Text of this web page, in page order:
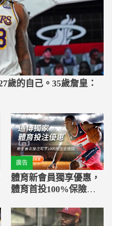
歲的自己。35歲詹皇：
廣告
體育新會員獨享優惠，
體育首投100%保險返